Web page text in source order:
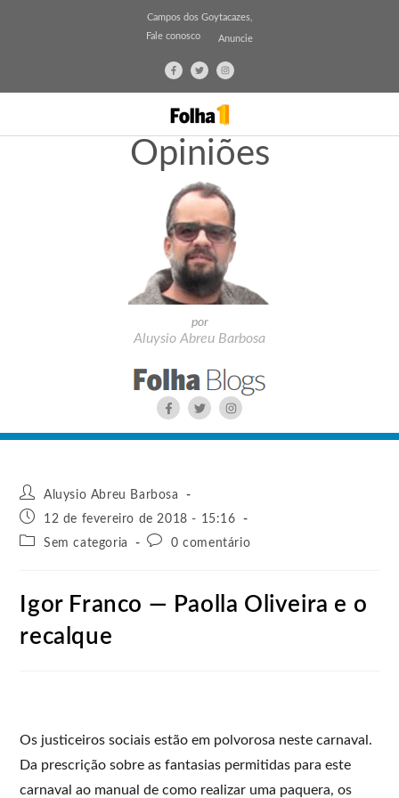
Campos dos Goytacazes,
Fale conosco
Anuncie
Opiniões
por
Aluysio Abreu Barbosa
Aluysio Abreu Barbosa
12 de fevereiro de 2018 - 15:16
Sem categoria
0 comentário
Igor Franco — Paolla Oliveira e o
recalque
Os justiceiros sociais estão em polvorosa neste carnaval.
Da prescrição sobre as fantasias permitidas para este
carnaval ao manual de como realizar uma paquera, os